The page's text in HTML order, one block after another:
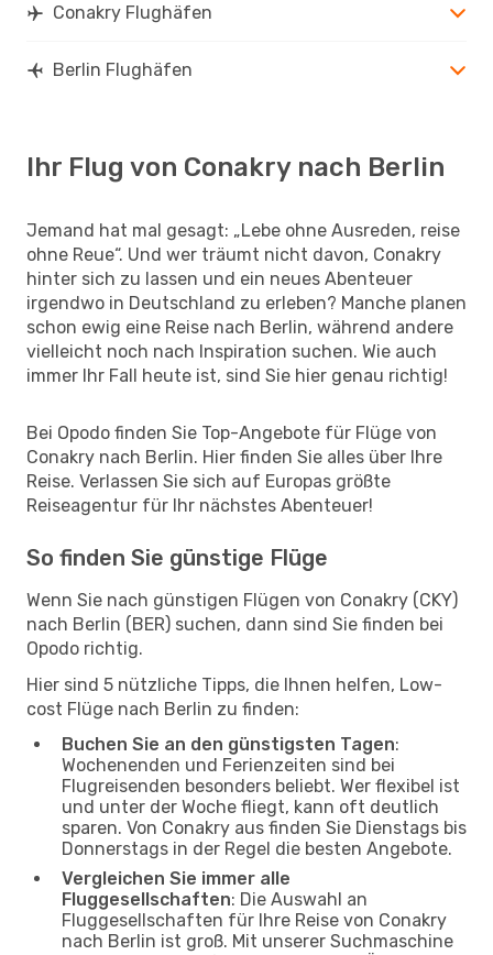
Conakry Flughäfen
Berlin Flughäfen
Ihr Flug von Conakry nach Berlin
Jemand hat mal gesagt: „Lebe ohne Ausreden, reise
ohne Reue“. Und wer träumt nicht davon, Conakry
hinter sich zu lassen und ein neues Abenteuer
irgendwo in Deutschland zu erleben? Manche planen
schon ewig eine Reise nach Berlin, während andere
vielleicht noch nach Inspiration suchen. Wie auch
immer Ihr Fall heute ist, sind Sie hier genau richtig!
Bei Opodo finden Sie Top-Angebote für Flüge von
Conakry nach Berlin. Hier finden Sie alles über Ihre
Reise. Verlassen Sie sich auf Europas größte
Reiseagentur für Ihr nächstes Abenteuer!
So finden Sie günstige Flüge
Wenn Sie nach günstigen Flügen von Conakry (CKY)
nach Berlin (BER) suchen, dann sind Sie finden bei
Opodo richtig.
Hier sind 5 nützliche Tipps, die Ihnen helfen, Low-
cost Flüge nach Berlin zu finden:
Buchen Sie an den günstigsten Tagen:
Wochenenden und Ferienzeiten sind bei
Flugreisenden besonders beliebt. Wer flexibel ist
und unter der Woche fliegt, kann oft deutlich
sparen. Von Conakry aus finden Sie Dienstags bis
Donnerstags in der Regel die besten Angebote.
Vergleichen Sie immer alle
Fluggesellschaften: Die Auswahl an
Fluggesellschaften für Ihre Reise von Conakry
nach Berlin ist groß. Mit unserer Suchmaschine